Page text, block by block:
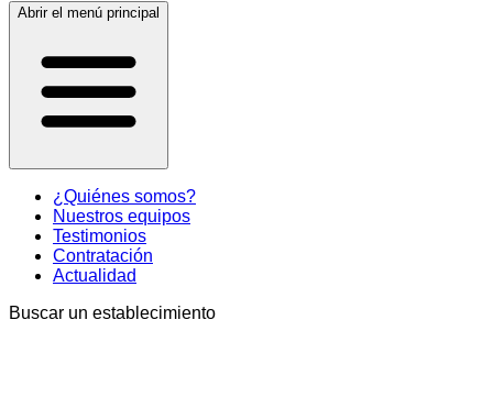
Abrir el menú principal
¿Quiénes somos?
Nuestros equipos
Testimonios
Contratación
Actualidad
Buscar un establecimiento